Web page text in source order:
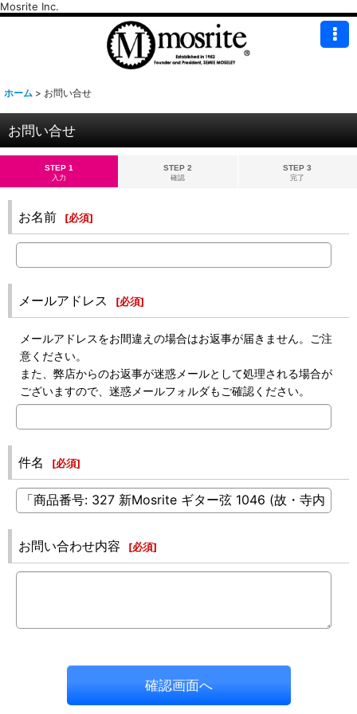
Mosrite Inc.
ホーム > お問い合せ
お問い合せ
STEP 1
入力
STEP 2
確認
STEP 3
完了
お名前 [必須]
メールアドレス [必須]
メールアドレスをお間違えの場合はお返事が届きません。ご注
意ください。
また、弊店からのお返事が迷惑メールとして処理される場合が
ございますので、迷惑メールフォルダもご確認ください。
件名 [必須]
お問い合わせ内容 [必須]
確認画面へ